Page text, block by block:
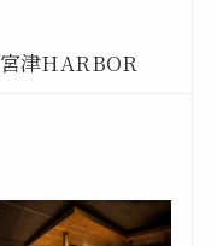
宮津HARBOR